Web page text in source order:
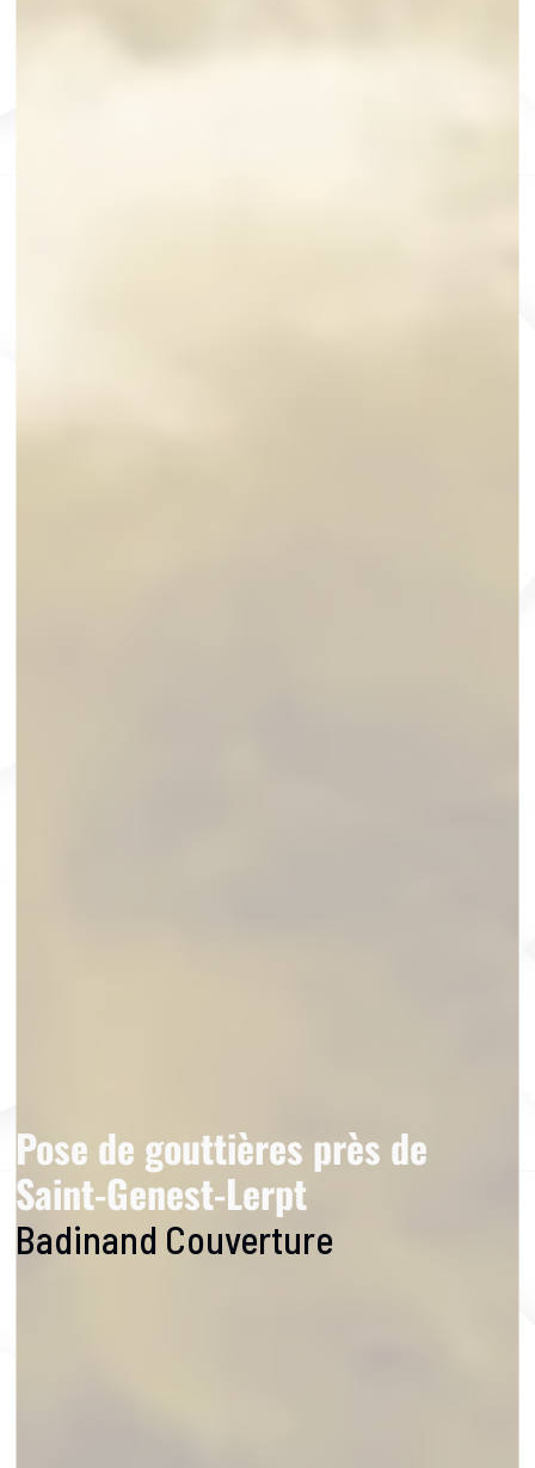
Pose de gouttières près de
Saint-Genest-Lerpt
Badinand Couverture